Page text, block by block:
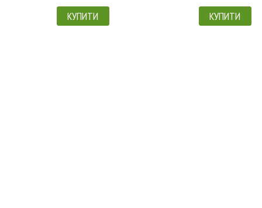
КУПИТИ КУПИТИ